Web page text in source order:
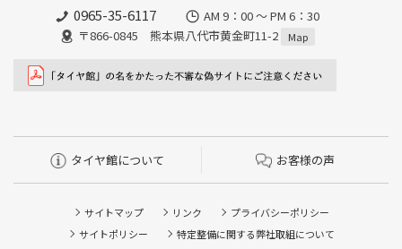
0965-35-6117
AM 9：00 ～ PM 6：30
〒866-0845 熊本県八代市黄金町11-2
Map
タイヤ館について お客様の声
サイトマップ リンク
プライバシーポリシー
サイトポリシー
特定整備に関する弊社取組について